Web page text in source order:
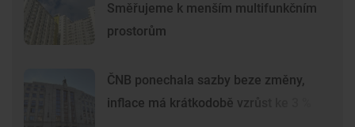
Směřujeme k menším multifunkčním
prostorům
ČNB ponechala sazby beze změny,
inflace má krátkodobě vzrůst ke 3 %